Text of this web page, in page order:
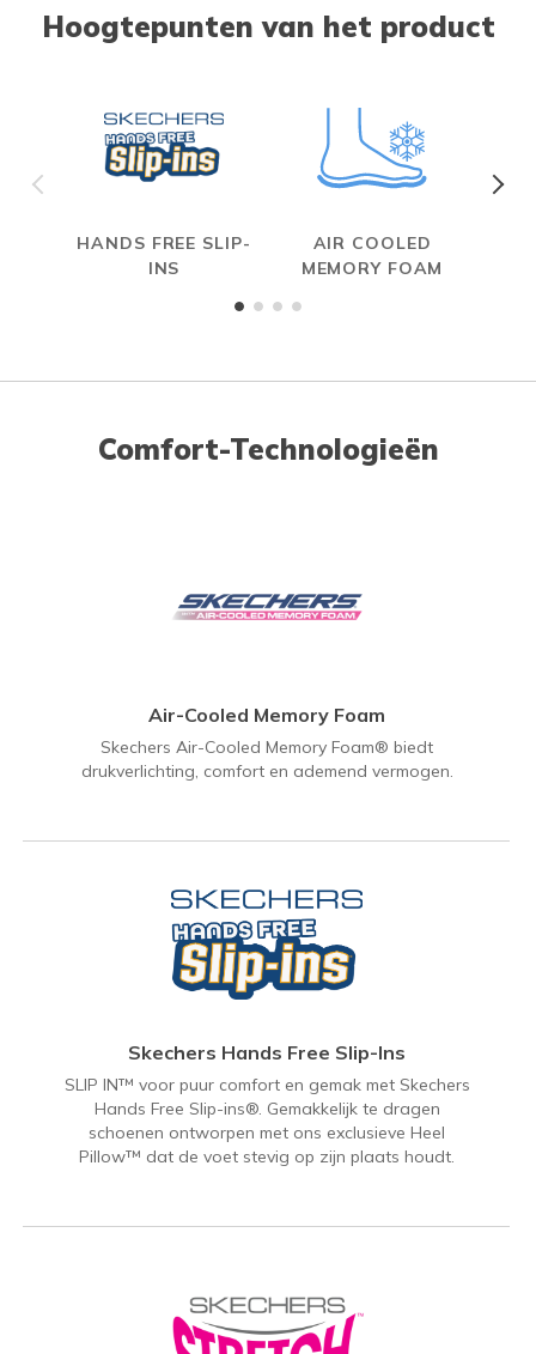
Hoogtepunten van het product
HANDS FREE SLIP-
INS
AIR COOLED
MEMORY FOAM
Comfort-Technologieën
Air-Cooled Memory Foam
Skechers Air-Cooled Memory Foam® biedt
drukverlichting, comfort en ademend vermogen.
Skechers Hands Free Slip-Ins
SLIP IN™ voor puur comfort en gemak met Skechers
Hands Free Slip-ins®. Gemakkelijk te dragen
schoenen ontworpen met ons exclusieve Heel
Pillow™ dat de voet stevig op zijn plaats houdt.